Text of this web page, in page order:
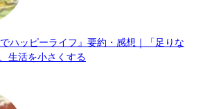
でハッピーライフ』要約・感想｜「足りな
生活を小さくする